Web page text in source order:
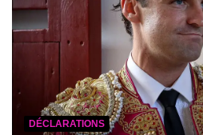
DÉCLARATIONS